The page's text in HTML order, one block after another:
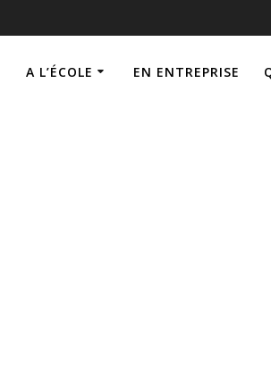
A L’ÉCOLE EN ENTREPRISE